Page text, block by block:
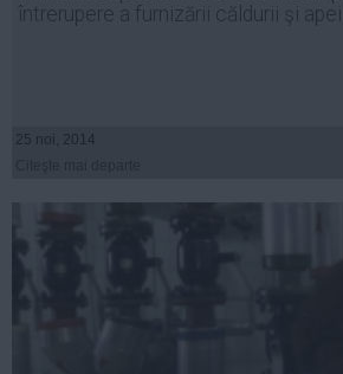
întrerupere a furnizării căldurii şi
25 noi, 2014